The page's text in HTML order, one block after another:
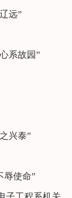
远”
系故园”
兴泰”
辱使命”